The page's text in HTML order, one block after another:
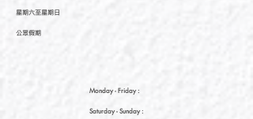
星期六至星期日
公眾假期
Monday - Friday :
Saturday- Sunday :